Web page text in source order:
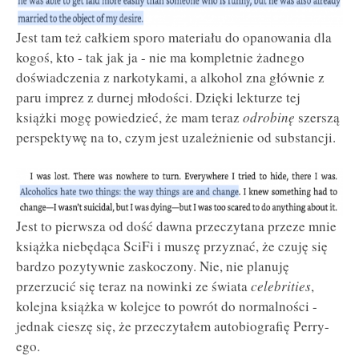
Jest tam też całkiem sporo materiału do opanowania dla
kogoś, kto - tak jak ja - nie ma kompletnie żadnego
doświadczenia z narkotykami, a alkohol zna głównie z
paru imprez z durnej młodości. Dzięki lekturze tej
książki mogę powiedzieć, że mam teraz odrobinę szerszą
perspektywę na to, czym jest uzależnienie od substancji.
Jest to pierwsza od dość dawna przeczytana przeze mnie
książka niebędąca SciFi i muszę przyznać, że czuję się
bardzo pozytywnie zaskoczony. Nie, nie planuję
przerzucić się teraz na nowinki ze światacelebrities,
kolejna książka w kolejce to powrót do normalności -
jednak cieszę się, że przeczytałem autobiografię Perry-
ego.